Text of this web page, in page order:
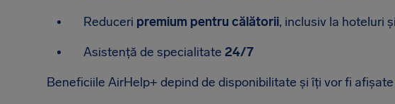
Reduceri premium pentru călătorii, inclusiv la hoteluri
Asistență de specialitate 24/7
Beneficiile AirHelp+ depind de disponibilitate și îți vor fi